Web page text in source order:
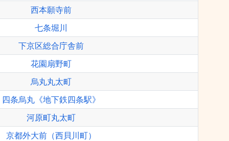
西本願寺前
七条堀川
下京区総合庁舎前
花園扇野町
烏丸丸太町
四条烏丸《地下鉄四条駅》
河原町丸太町
京都外大前（西貝川町）